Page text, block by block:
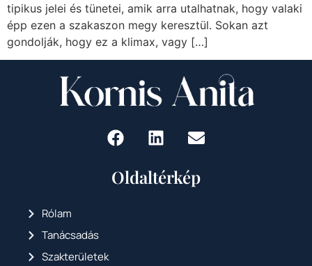
tipikus jelei és tünetei, amik arra utalhatnak, hogy valaki
épp ezen a szakaszon megy keresztül. Sokan azt
gondolják, hogy ez a klimax, vagy […]
Oldaltérkép
Rólam
Tanácsadás
Szakterületek